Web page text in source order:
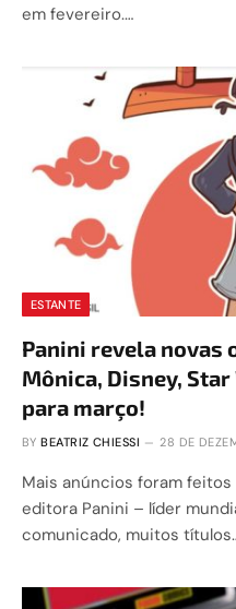
em fevereiro.…
ESTANTE
Panini revela novas
Mônica, Disney,
para março!
BY BEATRIZ CHIESSI 28 DE
Mais anúncios foram
editora Panini – líder
comunicado, muitos